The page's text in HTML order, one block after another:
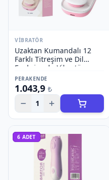
VIBRATÖR
Uzaktan Kumandalı 12
Farklı Titreşim ve Dil
Fonksiyonlu Vibratör
PERAKENDE
1.043,9 ₺
1
6 ADET